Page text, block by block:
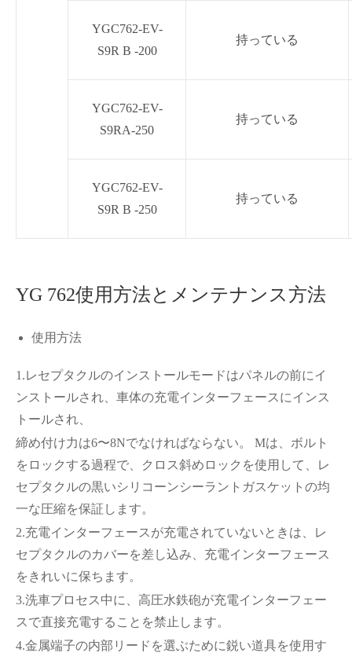
YGC762-EV-
S9R B -200
持っている
YGC762-EV-
S9RA-250
持っている
YGC762-EV-
S9R B -250
持っている
YG 762使用方法とメンテナンス方法
使用方法
1.レセプタクルのインストールモードはパネルの前にイ
ンストールされ、車体の充電インターフェースにインス
トールされ、
締め付け力は6〜8Nでなければならない。 Mは、ボルト
をロックする過程で、クロス斜めロックを使用して、レ
セプタクルの黒いシリコーンシーラントガスケットの均
一な圧縮を保証します。
2.充電インターフェースが充電されていないときは、レ
セプタクルのカバーを差し込み、充電インターフェース
をきれいに保ちます。
3.洗車プロセス中に、高圧水鉄砲が充電インターフェー
スで直接充電することを禁止します。
4.金属端子の内部リードを選ぶために鋭い道具を使用す